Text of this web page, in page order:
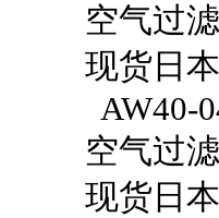
空气过
现货日
AW40-
空气过
现货日